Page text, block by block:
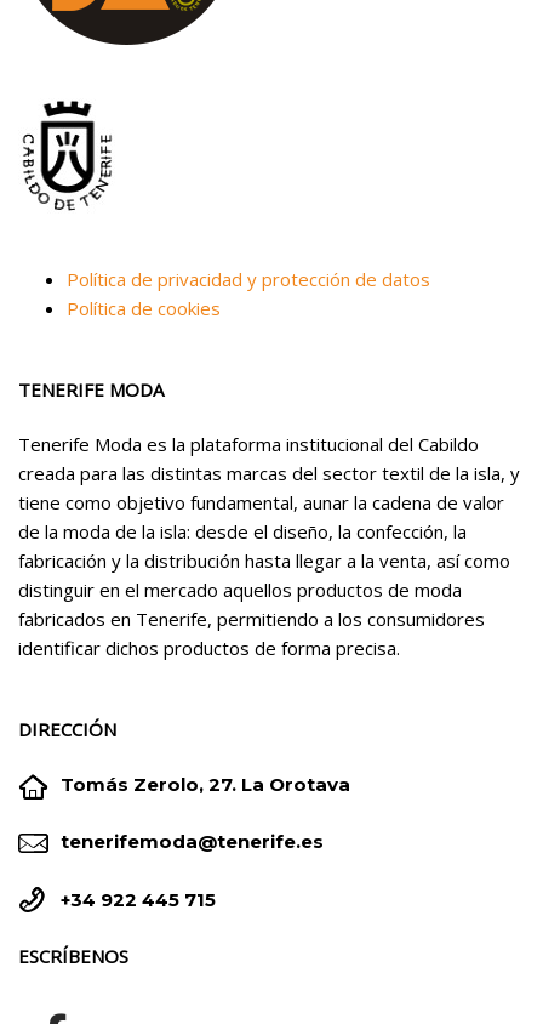
Política de privacidad y protección de datos
Política de cookies
TENERIFE MODA
Tenerife Moda es la plataforma institucional del Cabildo
creada para las distintas marcas del sector textil de la isla, y
tiene como objetivo fundamental, aunar la cadena de valor
de la moda de la isla: desde el diseño, la confección, la
fabricación y la distribución hasta llegar a la venta, así como
distinguir en el mercado aquellos productos de moda
fabricados en Tenerife, permitiendo a los consumidores
identificar dichos productos de forma precisa.
DIRECCIÓN

 Tomás Zerolo, 27. La Orotava

 tenerifemoda@tenerife.es

 +34 922 445 715
ESCRÍBENOS